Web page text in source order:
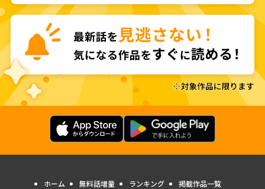
ホーム 無料話増量 ランキング 掲載作品一覧